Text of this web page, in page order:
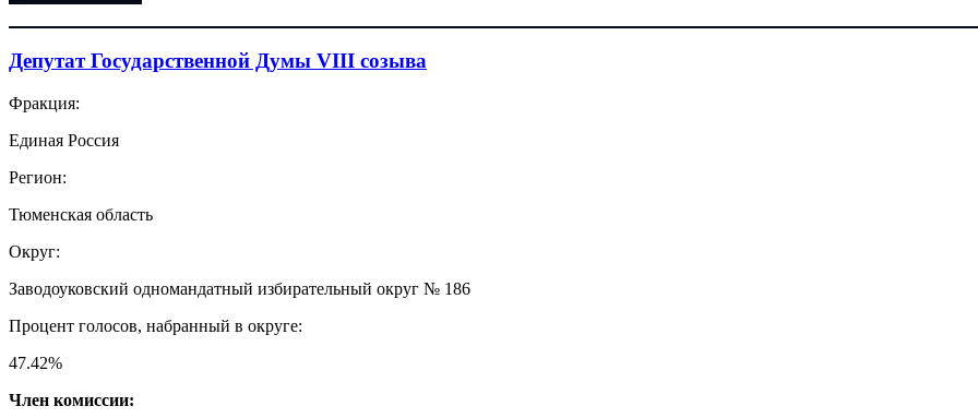
Депутат Государственной Думы VIII созыва
Фракция:
Единая Россия
Регион:
Тюменская область
Округ:
Заводоуковский одномандатный избирательный округ № 186
Процент голосов, набранный в округе:
47.42%
Член комиссии: